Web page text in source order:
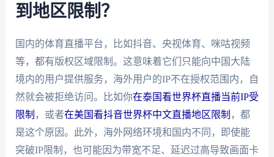
到地区限制？
国内的体育直播平台，比如抖音、央视体育、咪咕视频
等，都有版权区域限制。这意味着它们只能向中国大陆
境内的用户提供服务，海外用户的IP不在授权范围内，自
然就会被拒绝访问。比如你在泰国看世界杯直播当前IP受
限制 ，或者在美国看抖音世界杯中文直播地区限制 ，都
是这个原因。此外，海外网络环境和国内不同，即使能
突破IP限制，也可能因为带宽不足、延迟过高导致画面卡